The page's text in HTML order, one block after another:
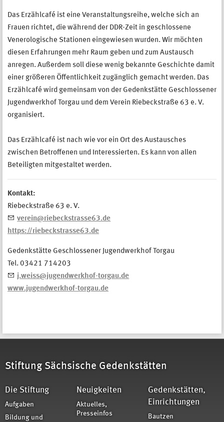
Das Erzählcafé ist eine Veranstaltungsreihe, welche sich an
Frauen richtet, die während der DDR-Zeit in geschlossene
Venerologische Stationen eingewiesen wurden. Wir möchten
diesen Erfahrungen mehr Raum geben und zum Austausch
anregen. Außerdem soll diese wenig bekannte Geschichte damit
einer größeren Öffentlichkeit zugänglich gemacht werden. Das
Erzählcafé wird gemeinsam von der Gedenkstätte Geschlossener
Jugendwerkhof Torgau und dem Verein Riebeckstraße 63 e. V.
organisiert.
Das Erzählcafé ist nach wie vor ein Ort des Austausches
zwischen Betroffenen und Interessierten. Es kann von allen
Beteiligten mitgestaltet werden.
Kontakt:
Riebeckstraße 63 e. V.
verein@riebeckstrasse63.de
https://riebeckstrasse63.de
Gedenkstätte Geschlossener Jugendwerkhof Torgau
Tel. 03421 714203
j.weiss@jugendwerkhof-torgau.de
www.jugendwerkhof-torgau.de
Stiftung Sächsische Gedenkstätten
Die Stiftung
Aufgaben
Bildung und
Neuigkeiten
Aktuelles,
Presseinfos
Gedenkstätten,
Einrichtungen
Bautzen